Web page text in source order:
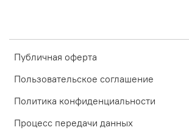
Публичная оферта
Пользовательское соглашение
Политика конфиденциальности
Процесс передачи данных